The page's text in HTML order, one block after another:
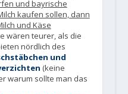
und bayrische
kaufen sollen, dann
und Käse
wären teurer, als die
nördlich des
und
(keine
warum sollte man das